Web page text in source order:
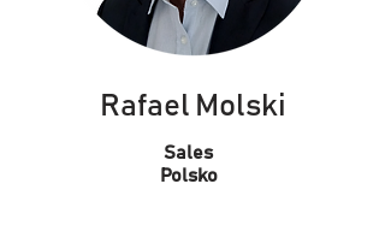
Rafael Molski
Sales
Polsko